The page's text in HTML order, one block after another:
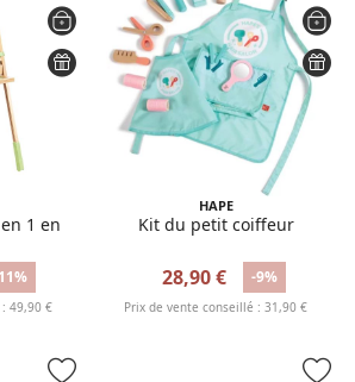
1 en
49,90 €
HAPE
Kit du petit coiffeur
28,90 € -9%
Prix de vente conseillé : 31,90 €